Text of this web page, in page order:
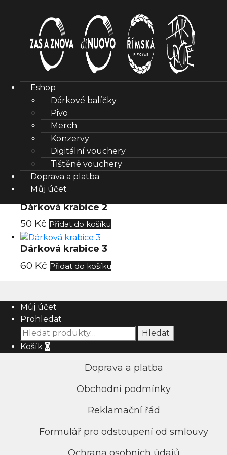
Přeskočit
navigaci
obsahu
webu
Menu
Eshop
Dárkové balíčky
Pivo
Merch
Konzervy
Digitální vouchery
Tištěné vouchery
Doprava a platba
Můj účet
Dárky
Dárky
Dárková krabice 2
50 Kč Přidat do košíku
Dárková krabice 3
60 Kč Přidat do košíku
Můj účet
Prohledat
Hledat:
Hledat
Košík 0
Doprava a platba
Obchodní podmínky
Reklamační řád
Formulář pro odstoupení od smlouvy
Ochrana osobních údajů